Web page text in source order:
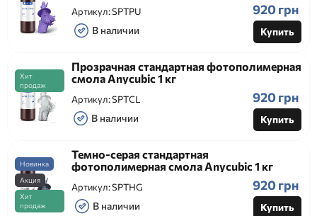
Артикул:SPTPU
В наличии
920 грн
Купить
Хит
продаж
Прозрачная стандартная фотополимерная
смола Anycubic 1 кг
Артикул:SPTCL
В наличии
920 грн
Купить
Новинка
Акция
Хит
продаж
Темно-серая стандартная
фотополимерная смола Anycubic 1 кг
Артикул:SPTHG
В наличии
920 грн
Купить